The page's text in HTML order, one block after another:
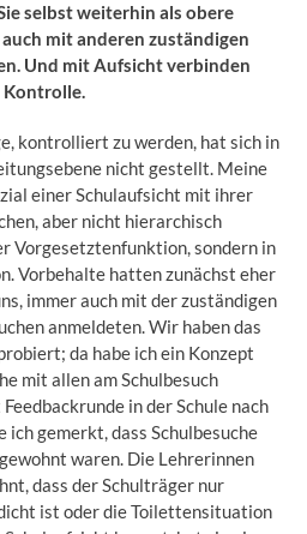
selbst weiterhin als obere
mit anderen zuständigen
Und mit Aufsicht verbinden
Kontrolle.
kontrolliert zu werden, hat sich in
nicht gestellt. Meine
einer Schulaufsicht mit ihrer
aber nicht hierarchisch
Vorgesetztenfunktion, sondern in
Vorbehalte hatten zunächst eher
immer auch mit der zuständigen
anmeldeten. Wir haben das
da habe ich ein Konzept
mit allen am Schulbesuch
in der Schule nach
ich gemerkt, dass Schulbesuche
waren. Die Lehrerinnen
dass der Schulträger nur
ist oder die Toilettensituation